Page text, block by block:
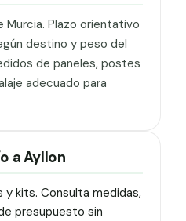
Murcia. Plazo orientativo
destino y peso del
de paneles, postes
adecuado para
a Ayllon
y kits. Consulta medidas,
presupuesto sin